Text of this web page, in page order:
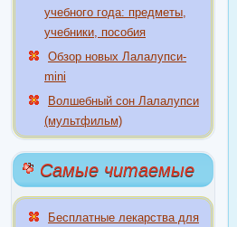
учебного года: предметы,
учебники, пособия
Обзор новых Лалалупси-
mini
Волшебный сон Лалалупси
(мультфильм)
Самые читаемые
Бесплатные лекарства для